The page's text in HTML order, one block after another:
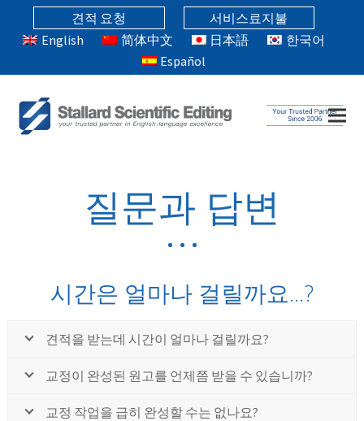
견적 요청
서비스료지불
English
简体中文 日本語
한국어
Español
질문과 답변
시간은 얼마나 걸릴까요...?
견적을 받는데 시간이 얼마나 걸릴까요?
교정이 완성된 원고를 언제쯤 받을 수 있습니까?
교정 작업을 급히 완성할 수는 없나요?